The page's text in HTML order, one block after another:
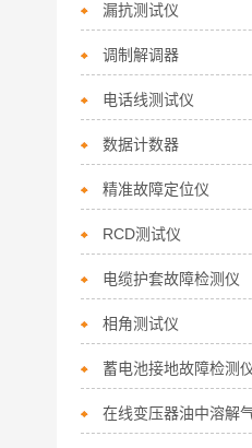
漏抗测试仪
调制解调器
电话线测试仪
数据计数器
精准故障定位仪
RCD测试仪
电缆护套故障检测仪
相角测试仪
蓄电池接地故障检测
在线变压器油中溶解